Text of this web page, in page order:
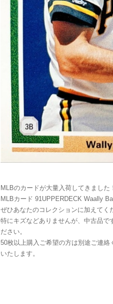
MLBのカードが大量入荷してきました！
MLBカード 91UPPERDECK Waally
ぜひあなたのコレクションに加えてく
特にキズなどありませんが、中古品で
ださい。
50枚以上購入ご希望の方は別途ご連絡
いたします。